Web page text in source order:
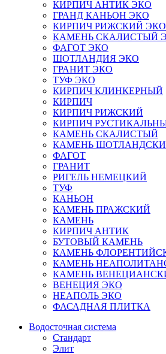
КИРПИЧ АНТИК ЭКО
ГРАНД КАНЬОН ЭКО
КИРПИЧ РИЖСКИЙ ЭКО
КАМЕНЬ СКАЛИСТЫЙ
ФАГОТ ЭКО
ШОТЛАНДИЯ ЭКО
ГРАНИТ ЭКО
ТУФ ЭКО
КИРПИЧ КЛИНКЕРНЫЙ
КИРПИЧ
КИРПИЧ РИЖСКИЙ
КИРПИЧ
КАМЕНЬ СКАЛИСТЫЙ
КАМЕНЬ
ФАГОТ
ГРАНИТ
РИГЕЛЬ НЕМЕЦКИЙ
ТУФ
КАНЬОН
КАМЕНЬ ПРАЖСКИЙ
КАМЕНЬ
КИРПИЧ АНТИК
БУТОВЫЙ КАМЕНЬ
КАМЕНЬ
КАМЕНЬ
КАМЕНЬ
ВЕНЕЦИЯ ЭКО
НЕАПОЛЬ ЭКО
ФАСАДНАЯ ПЛИТКА
Водосточная система
Стандарт
Элит